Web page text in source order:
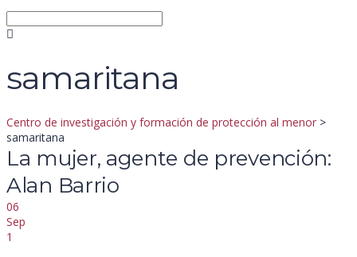
samaritana
Centro de investigación y formación de protección al menor >
samaritana
La mujer, agente de prevención:
Alan Barrio
06
Sep
1